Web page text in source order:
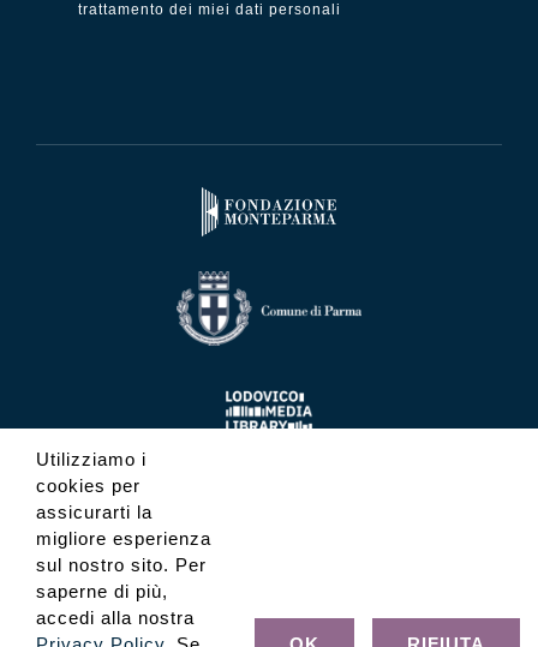
trattamento dei miei dati personali
Utilizziamo i
cookies per
assicurarti la
migliore esperienza
sul nostro sito. Per
saperne di più,
accedi alla nostra